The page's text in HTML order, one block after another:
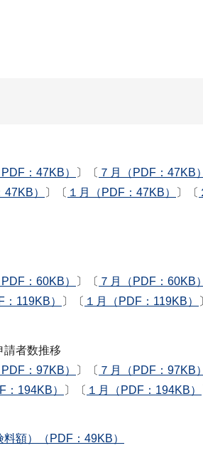
：47KB） 〕〔 ７月（PDF：47KB）
） 〕〔 １月（PDF：47KB） 〕〔
：60KB） 〕〔 ７月（PDF：60KB）
119KB） 〕〔 １月（PDF：119KB）
者数推移
：97KB） 〕〔 ７月（PDF：97KB）
：194KB） 〕〔 １月（PDF：194KB）
額）（PDF：49KB）